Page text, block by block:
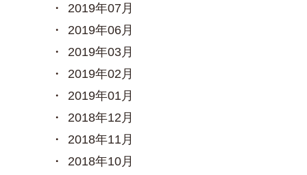
2019年07月
2019年06月
2019年03月
2019年02月
2019年01月
2018年12月
2018年11月
2018年10月